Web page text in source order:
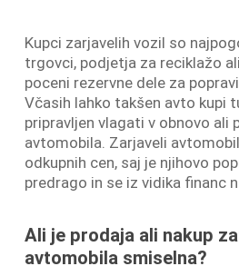
Kupci zarjavelih vozil so
trgovci, podjetja za reciklažo
poceni rezervne dele za
Včasih lahko takšen avto kupi
pripravljen vlagati v obnovo ali
avtomobila. Zarjaveli
odkupnih cen, saj je njihovo
predrago in se iz vidika financ
Ali je prodaja ali nakup
avtomobila smiselna?